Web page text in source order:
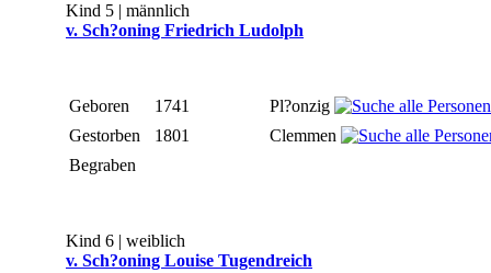
Kind 5 | männlich
v. Sch?oning Friedrich Ludolph
Geboren 1741
Pl?onzig
Gestorben
1801
Clemmen
Begraben
Kind 6 | weiblich
v. Sch?oning Louise Tugendreich